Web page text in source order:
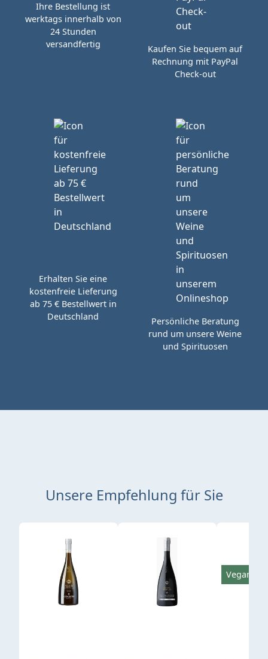
Ihre Bestellung ist
werktags innerhalb von
24 Stunden
versandfertig
Kaufen Sie bequem auf
Rechnung mit PayPal
Check-out
Erhalten Sie eine
kostenfreie Lieferung
ab 75 € Bestellwert in
Deutschland
Persönliche Beratung
rund um unsere Weine
und Spirituosen
Unsere Empfehlung für Sie
Produktgalerie überspringen
Vegan